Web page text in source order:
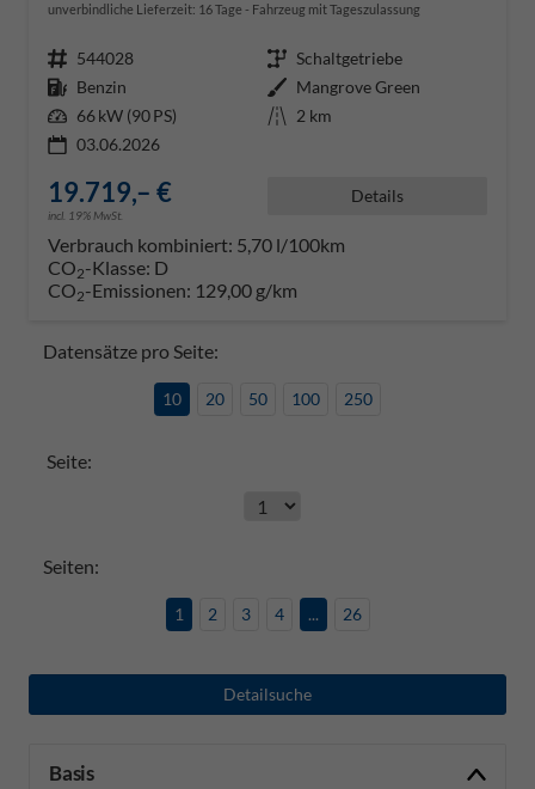
unverbindliche Lieferzeit: 16 Tage Fahrzeug mit Tageszulassung
Fahrzeugnr. 544028 Getriebe Schaltgetriebe
Kraftstoff Benzin Außenfarbe Mangrove Green
Leistung 66 kW (90 PS) Kilometerstand 2 km
03.06.2026
19.719,– €
incl. 19% MwSt.
Details
Verbrauch kombiniert: 5,70 l/100km
CO2-Klasse: D
CO2-Emissionen: 129,00 g/km
Datensätze pro Seite:
10 20 50 100 250
Seite:
Seiten:
1 2 3 4 ... 26
Detailsuche
Basis